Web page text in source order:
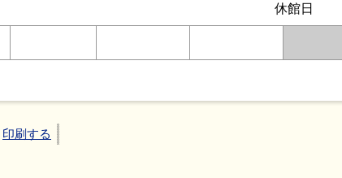
休館日
印刷する